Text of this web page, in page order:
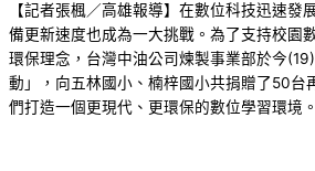
【記者張楓／高雄報導】在數位科技迅速發
備更新速度也成為一大挑戰。為了支持校園
環保理念，台灣中油公司煉製事業部於今
動」，向五林國小、楠梓國小共捐贈了50台
們打造一個更現代、更環保的數位學習環境。